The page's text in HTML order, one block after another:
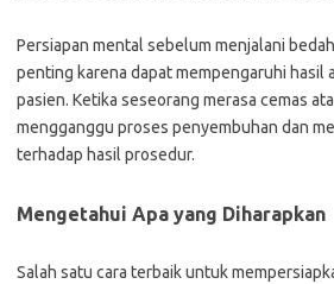
Persiapan mental sebelum menjalani
penting karena dapat mempengaruhi hasil
pasien. Ketika seseorang merasa cemas
mengganggu proses penyembuhan dan
terhadap hasil prosedur.
Mengetahui Apa yang Diharapkan
Salah satu cara terbaik untuk